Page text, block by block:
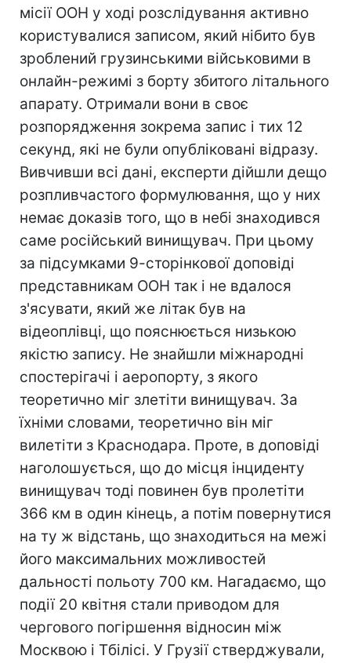
місії ООН у ході розслідування активно
користувалися записом, який нібито був
зроблений грузинськими військовими в
онлайн-режимі з борту збитого літального
апарату. Отримали вони в своє
розпорядження зокрема запис і тих 12
секунд, які не були опубліковані відразу.
Вивчивши всі дані, експерти дійшли дещо
розпливчастого формулювання, що у них
немає доказів того, що в небі знаходився
саме російський винищувач. При цьому
за підсумками 9-сторінкової доповіді
представникам ООН так і не вдалося
з'ясувати, який же літак був на
відеоплівці, що пояснюється низькою
якістю запису. Не знайшли міжнародні
спостерігачі і аеропорту, з якого
теоретично міг злетіти винищувач. За
їхніми словами, теоретично він міг
вилетіти з Краснодара. Проте, в доповіді
наголошується, що до місця інциденту
винищувач тоді повинен був пролетіти
366 км в один кінець, а потім повернутися
на ту ж відстань, що знаходиться на межі
його максимальних можливостей
дальності польоту 700 км. Нагадаємо, що
події 20 квітня стали приводом для
чергового погіршення відносин між
Москвою і Тбілісі. У Грузії стверджували,